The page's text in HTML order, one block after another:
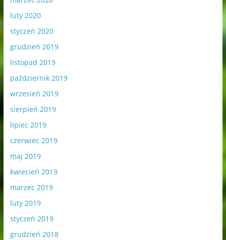
luty 2020
styczeń 2020
grudzień 2019
listopad 2019
październik 2019
wrzesień 2019
sierpień 2019
lipiec 2019
czerwiec 2019
maj 2019
kwiecień 2019
marzec 2019
luty 2019
styczeń 2019
grudzień 2018